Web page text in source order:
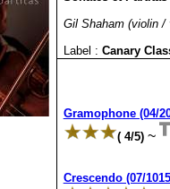
Gil Shaham (violin /
Label : Canary
Gramophone (04/
( 4/5) ~
Crescendo (07/